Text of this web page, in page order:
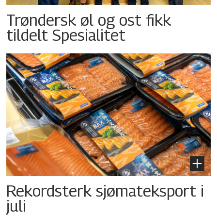
Trøndersk øl og ost fikk
tildelt Spesialitet
Rekordsterk sjømateksport i
juli